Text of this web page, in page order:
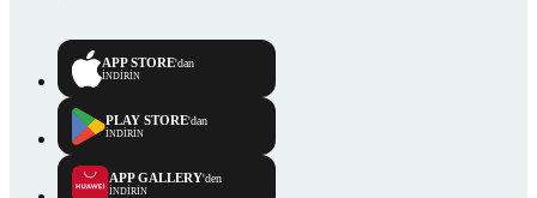
APP STORE'dan
İNDİRİN
PLAY STORE'dan
İNDİRİN
APP GALLERY'den
İNDİRİN